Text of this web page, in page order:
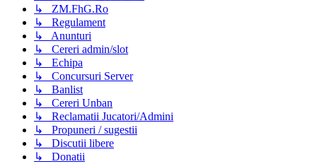
↳ ZM.FhG.Ro
↳ Regulament
↳ Anunturi
↳ Cereri admin/slot
↳ Echipa
↳ Concursuri Server
↳ Banlist
↳ Cereri Unban
↳ Reclamatii Jucatori/Admini
↳ Propuneri / sugestii
↳ Discutii libere
↳ Donatii